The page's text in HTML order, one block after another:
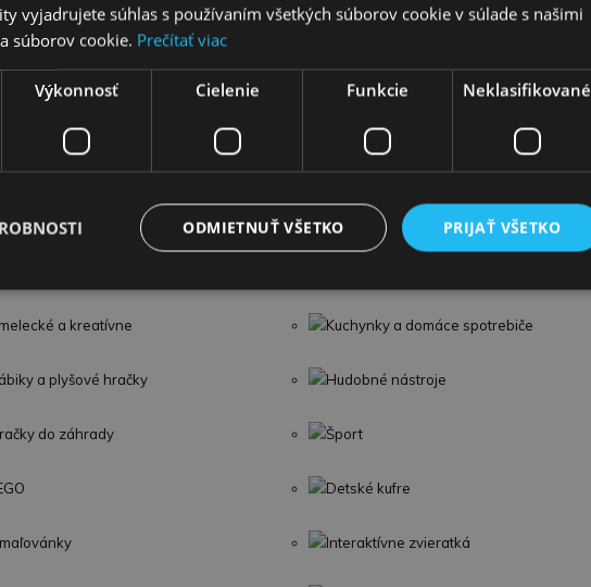
knihy Puzzle
zábrany a poistky
a kreatívne Kuchynky a domáce spotrebiče
a plyšové hračky Hudobné nástroje
do záhrady Šport
Detské kufre
Interaktívne zvieratká
vyjadrujete súhlas s používaním všetkých súborov cookie v súlade s našimi
súborov cookie. Prečítať viac
Výkonnosť Cielenie Funkcie Neklasifikované
PRIJAŤ VŠETKO
ODMIETNUŤ VŠETKO